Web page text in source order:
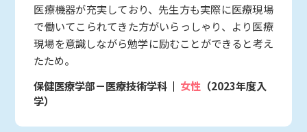
医療機器が充実しており、先生方も実際に医療現場
で働いてこられてきた方がいらっしゃり、より医療
現場を意識しながら勉学に励むことができると考え
たため。
保健医療学部－医療技術学科
女性 （2023年度入
学）